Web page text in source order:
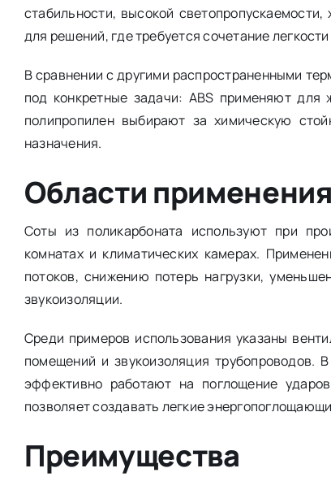
стабильности, высокой
для решений, где требуется сочетание
В сравнении с другими распространенными
под конкретные задачи: ABS применяют для
полипропилен выбирают за химическую
назначения.
Области применения
Соты из поликарбоната используют при
комнатах и климатических камерах.
потоков, снижению потерь нагрузки,
звукоизоляции.
Среди примеров использования указаны
помещений и звукоизоляция трубопроводов.
эффективно работают на поглощение
позволяет создавать легкие
Преимущества